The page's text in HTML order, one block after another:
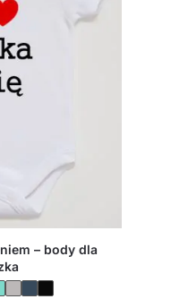
– body dla